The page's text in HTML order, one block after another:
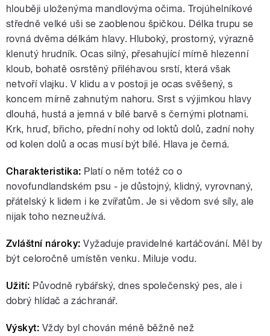
hlouběji uloženýma mandlovýma očima. Trojúhelníkové
středně velké uši se zaoblenou špičkou. Délka trupu se
rovná dvěma délkám hlavy. Hluboký, prostorný, výrazně
klenutý hrudník. Ocas silný, přesahující mírně hlezenní
kloub, bohatě osrstěný přiléhavou srstí, která však
netvoří vlajku. V klidu a v postoji je ocas svěšený, s
koncem mírně zahnutým nahoru. Srst s výjimkou hlavy
dlouhá, hustá a jemná v bílé barvě s černými plotnami.
Krk, hruď, břicho, přední nohy od loktů dolů, zadní nohy
od kolen dolů a ocas musí být bílé. Hlava je černá.
Charakteristika: Platí o něm totéž co o
novofundlandském psu - je důstojný, klidný, vyrovnaný,
přátelský k lidem i ke zvířatům. Je si vědom své síly, ale
nijak toho nezneužívá.
Zvláštní nároky: Vyžaduje pravidelné kartáčování. Měl by
být celoročně umístěn venku. Miluje vodu.
Užití: Původně rybářský, dnes společenský pes, ale i
dobrý hlídač a záchranář.
Výskyt: Vždy byl chován méně běžně než